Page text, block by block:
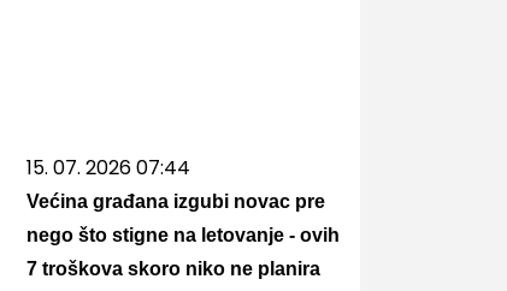
15. 07. 2026 07:44
Većina građana izgubi novac pre
nego što stigne na letovanje - ovih
7 troškova skoro niko ne planira